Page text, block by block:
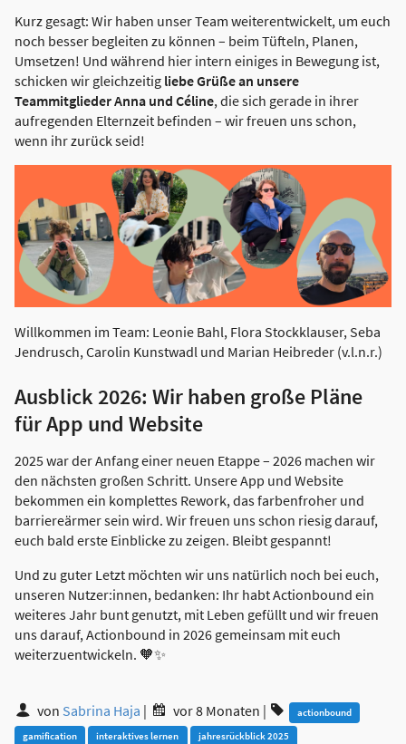
Kurz gesagt: Wir haben unser Team weiterentwickelt, um euch
noch besser begleiten zu können – beim Tüfteln, Planen,
Umsetzen! Und während hier intern einiges in Bewegung ist,
schicken wir gleichzeitig liebe Grüße an unsere
Teammitglieder Anna und Céline, die sich gerade in ihrer
aufregenden Elternzeit befinden – wir freuen uns schon,
wenn ihr zurück seid!
Willkommen im Team: Leonie Bahl, Flora Stockklauser, Seba
Jendrusch, Carolin Kunstwadl und Marian Heibreder (v.l.n.r.)
Ausblick 2026: Wir haben große Pläne
für App und Website
2025 war der Anfang einer neuen Etappe – 2026 machen wir
den nächsten großen Schritt. Unsere App und Website
bekommen ein komplettes Rework, das farbenfroher und
barriereärmer sein wird. Wir freuen uns schon riesig darauf,
euch bald erste Einblicke zu zeigen. Bleibt gespannt!
Und zu guter Letzt möchten wir uns natürlich noch bei euch,
unseren Nutzer:innen, bedanken: Ihr habt Actionbound ein
weiteres Jahr bunt genutzt, mit Leben gefüllt und wir freuen
uns darauf, Actionbound in 2026 gemeinsam mit euch
weiterzuentwickeln. 🧡✨
von Sabrina Haja | vor 8 Monaten |
actionbound
gamification
interaktives lernen
jahresrückblick 2025